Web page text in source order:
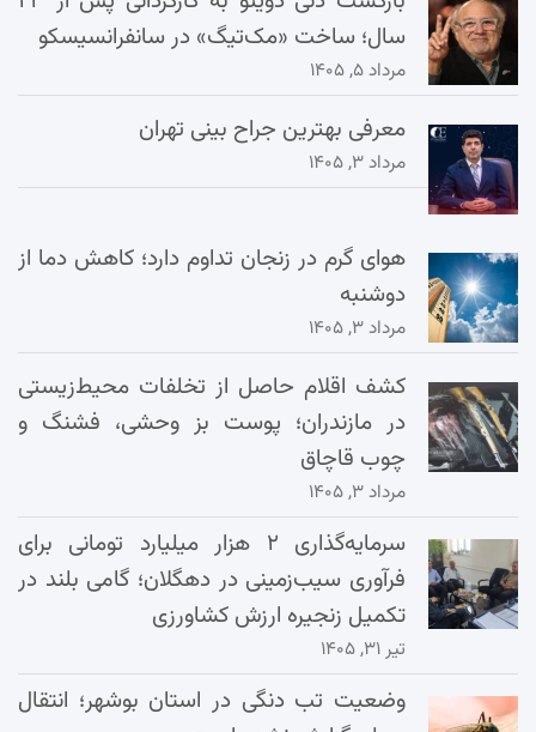
سال؛ ساخت «مک‌تیگ» در سانفرانسیسکو
مرداد ۵, ۱۴۰۵
معرفی بهترین جراح بینی تهران
مرداد ۳, ۱۴۰۵
هوای گرم در زنجان تداوم دارد؛ کاهش دما از
دوشنبه
مرداد ۳, ۱۴۰۵
کشف اقلام حاصل از تخلفات محیط‌زیستی
در مازندران؛ پوست بز وحشی، فشنگ و
چوب قاچاق
مرداد ۳, ۱۴۰۵
سرمایه‌گذاری ۲ هزار میلیارد تومانی برای
فرآوری سیب‌زمینی در دهگلان؛ گامی بلند در
تکمیل زنجیره ارزش کشاورزی
تیر ۳۱, ۱۴۰۵
وضعیت تب دنگی در استان بوشهر؛ انتقال